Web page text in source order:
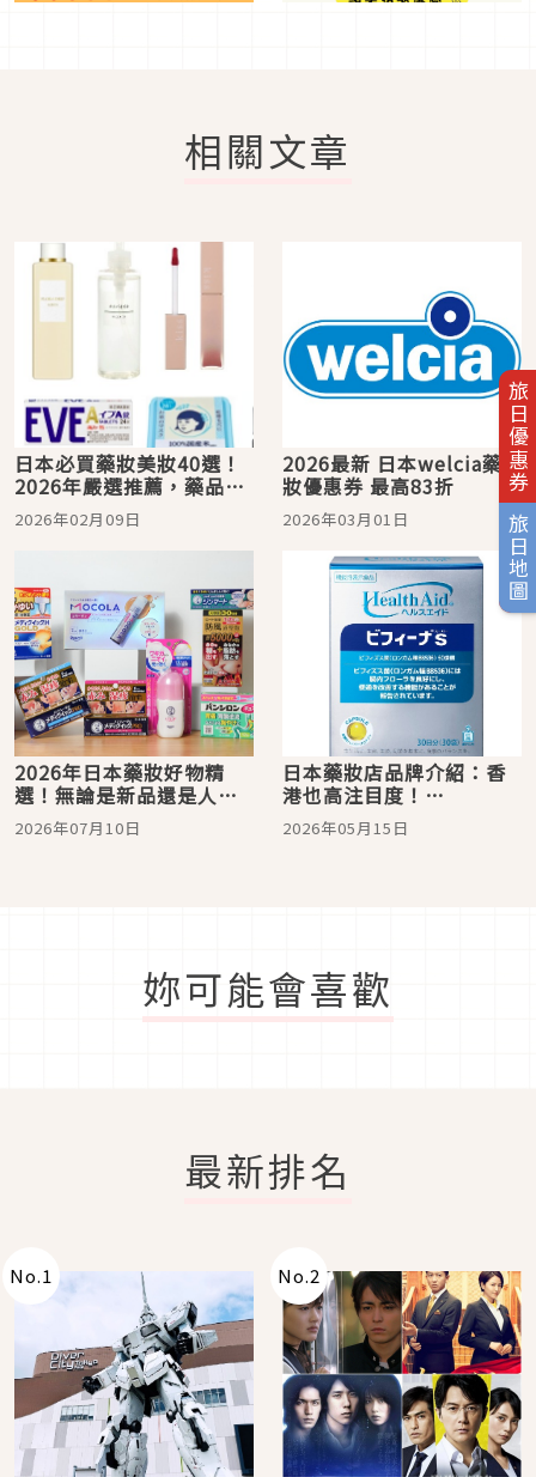
旅日優惠券
旅日地圖
相關文章
日本必買藥妝美妝40選！
2026年嚴選推薦，藥品保
養彩妝商品都有！
2026年02月09日
2026最新 日本welcia藥
妝優惠券 最高83折
2026年03月01日
2026年日本藥妝好物精
選！無論是新品還是人氣
不衰萬年必買，來日本就
是要把這些商品帶回家
2026年07月10日
日本藥妝店品牌介紹：香
港也高注目度！
「Bifina」製造商「森下
仁丹」！人氣商品總整理
2026年05月15日
妳可能會喜歡
最新排名
No.1 No.2